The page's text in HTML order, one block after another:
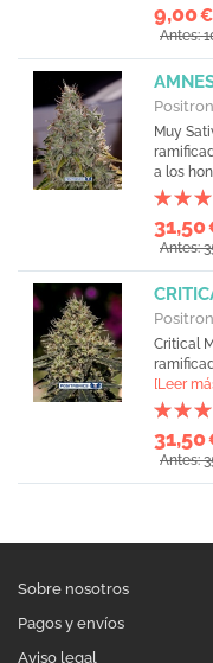
9,00€
Antes:
Muy
a los
31,50
Antes:
Critical
[Leer
31,50
Antes:
Sobre nosotros
Pagos y envíos
Aviso legal